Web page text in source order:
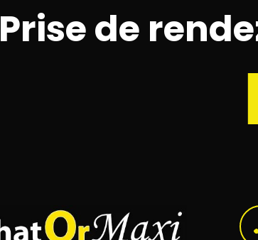
Prise de